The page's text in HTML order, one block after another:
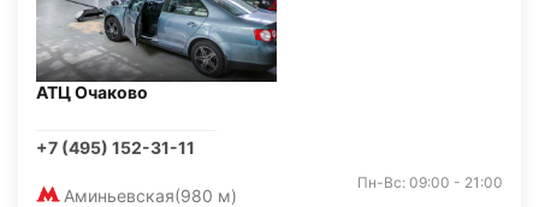
АТЦ Очаково
+7 (495) 152-31-11
Аминьевская(980 м)
Пн-Вс: 09:00 - 21:00